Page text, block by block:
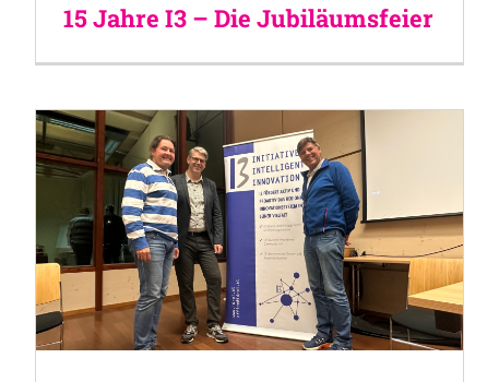
15 Jahre I3 – Die Jubiläumsfeier